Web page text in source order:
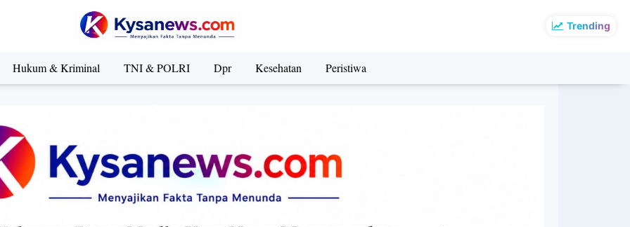
Trending
Hukum & Kriminal TNI & POLRI Dpr Kesehatan Peristiwa